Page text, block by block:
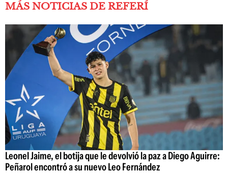
MÁS NOTICIAS DE REFERÍ
Leonel Jaime, el botija que le devolvió la paz a Diego Aguirre:
Peñarol encontró a su nuevo Leo Fernández